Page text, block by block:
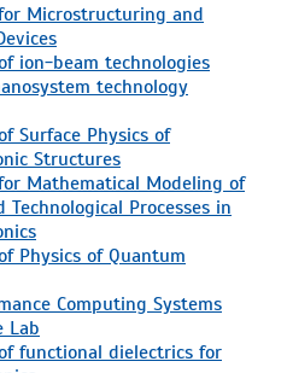
Microstructuring and
ion-beam technologies
technology
Surface Physics of
Structures
Mathematical Modeling of
Technological Processes in
Physics of Quantum
Computing Systems
Lab
functional dielectrics for